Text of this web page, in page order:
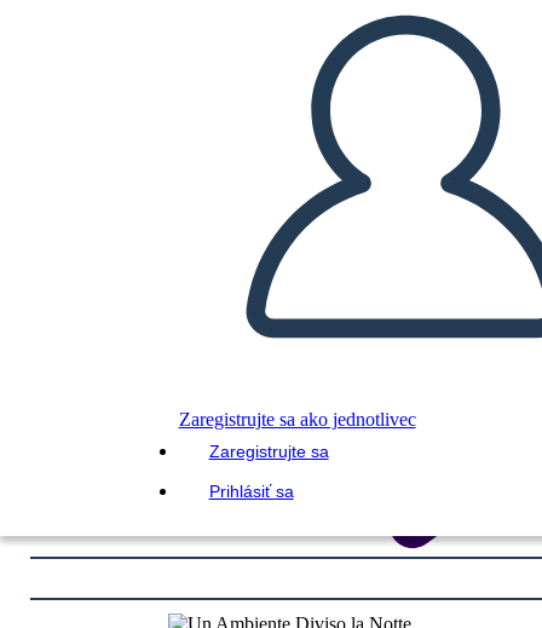
Zaregistrujte sa ako jednotlivec
Zaregistrujte sa
Prihlásiť sa
PREHRAŤ PREZENTÁCIU
ČÍTAJ MI